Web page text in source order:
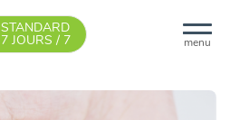
menu
STANDARD
7 JOURS / 7